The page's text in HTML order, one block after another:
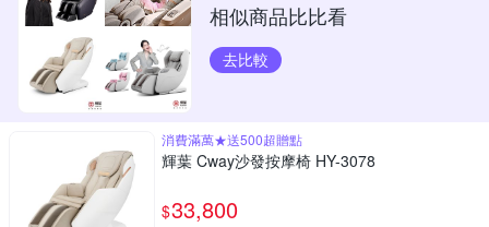
相似商品比比看
去比較
消費滿萬★送500超贈點
輝葉 Cway沙發按摩椅 HY-3078
$33,800